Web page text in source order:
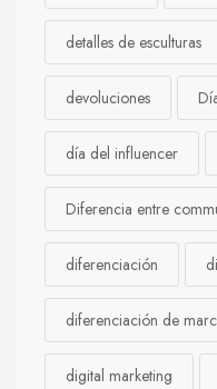
detalles de esculturas
devoluciones
día del influencer
Diferencia entre
diferenciación
diferenciación de
digital marketing